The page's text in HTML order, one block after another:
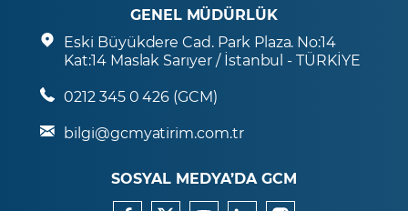
GENEL MÜDÜRLÜK
Eski Büyükdere Cad. Park Plaza. No:14
Kat:14 Maslak Sarıyer / İstanbul - TÜRKİYE
0212 345 0 426 (GCM)
bilgi@gcmyatirim.com.tr
SOSYAL MEDYA’DA GCM